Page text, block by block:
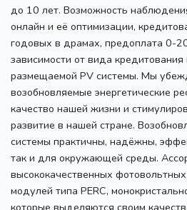
до 10 лет. Возможность
онлайн и её оптимизации,
годовых в драмах, предоплата 0-
зависимости от вида
размещаемой PV системы. Мы
возобновляемые энергетические
качество нашей жизни и
развитие в нашей стране.
системы практичны, надёжны,
так и для окружающей среды.
высококачественных
модулей типа PERC,
которые выделяются своим